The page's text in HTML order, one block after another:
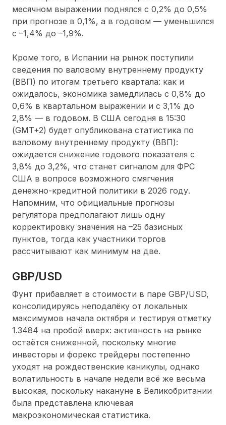
месячном выражении поднялся с 0,2% до 0,5%
при прогнозе в 0,1%, а в годовом — уменьшился
с –1,4% до –1,9%.
Кроме того, в Испании на рынок поступили
сведения по валовому внутреннему продукту
(ВВП) по итогам третьего квартала: как и
ожидалось, экономика замедлилась с 0,8% до
0,6% в квартальном выражении и с 3,1% до
2,8% — в годовом. В США сегодня в 15:30
(GMT+2) будет опубликована статистика по
валовому внутреннему продукту (ВВП):
ожидается снижение годового показателя с
3,8% до 3,2%, что станет сигналом для ФРС
США в вопросе возможного смягчения
денежно-кредитной политики в 2026 году.
Напомним, что официальные прогнозы
регулятора предполагают лишь одну
корректировку значения на –25 базисных
пунктов, тогда как участники торгов
рассчитывают как минимум на две.
GBP/USD
Фунт прибавляет в стоимости в паре GBP/USD,
консолидируясь неподалёку от локальных
максимумов начала октября и тестируя отметку
1.3484 на пробой вверх: активность на рынке
остаётся сниженной, поскольку многие
инвесторы и форекс трейдеры постепенно
уходят на рождественские каникулы, однако
волатильность в начале недели всё же весьма
высокая, поскольку накануне в Великобритании
была представлена ключевая
макроэкономическая статистика.